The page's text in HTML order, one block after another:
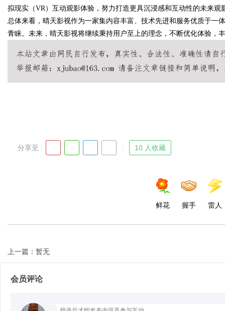
拟现实（VR）互动观影体验，努力打造更具沉浸感和互动性的未来观
总体来看，晴天影视作为一家集内容丰富、技术先进和服务优质于一
青睐。未来，晴天影视将继续秉持用户至上的理念，不断优化体验，
分享至 : 10 人收藏
鲜花 握手 雷人
上一篇：暂无
会员评论